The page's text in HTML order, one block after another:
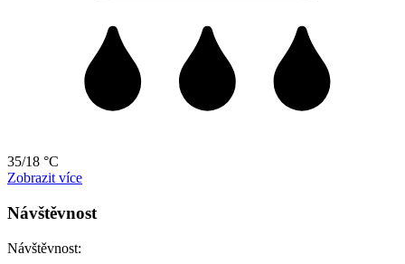
35/18 °C
Zobrazit více
Návštěvnost
Návštěvnost: